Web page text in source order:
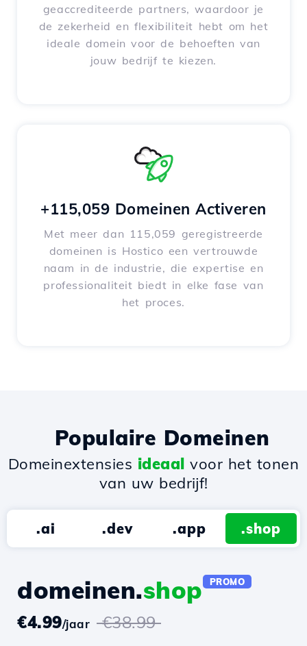
geaccrediteerde partners, waardoor je
de zekerheid en flexibiliteit hebt om het
ideale domein voor de behoeften van
jouw bedrijf te kiezen.
+115,059 Domeinen Activeren
Met meer dan 115,059 geregistreerde
domeinen is Hostico een vertrouwde
naam in de industrie, die expertise en
professionaliteit biedt in elke fase van
het proces.
Populaire Domeinen
Domeinextensies ideaal voor het tonen
van uw bedrijf!
.ai .dev .app .shop
domeinen.shop PROMO
€4.99/jaar €38.99